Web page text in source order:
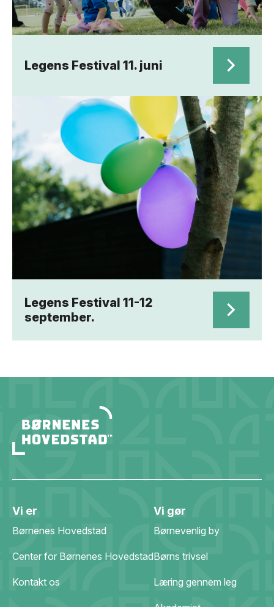
Legens Festival 11. juni
Legens Festival 11-12
september.
Vi er
Børnenes Hovedstad
Center for Børnenes Hovedstad
Kontakt os
Vi gør
Børnevenlig by
Børns trivsel
Læring gennem leg